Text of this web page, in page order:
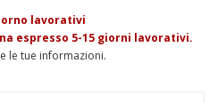
lavorativi
espresso 5-15 giorni lavorativi.
le tue informazioni.